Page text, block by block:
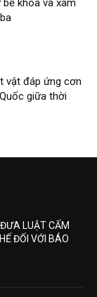
khóa và xâm
vật đáp ứng cơn
giữa thời
LUẬT CẤM
ĐỐI VỚI BÁO